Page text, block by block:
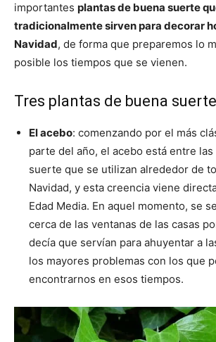
importantes plantas de buena suerte
tradicionalmente sirven para decorar
Navidad, de forma que preparemos lo
posible los tiempos que se vienen.
Tres plantas de buena
El acebo: comenzando por el más
parte del año, el acebo está entre
suerte que se utilizan alrededor de
Navidad, y esta creencia viene
Edad Media. En aquel momento, se
cerca de las ventanas de las casas
decía que servían para ahuyentar a
los mayores problemas con los que
encontrarnos en esos tiempos.